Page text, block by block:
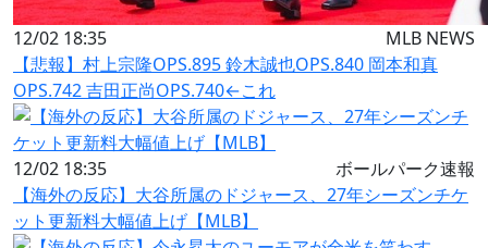
12/02 18:35
MLB NEWS
【悲報】村上宗隆OPS.895 鈴木誠也OPS.840 岡本和真
OPS.742 吉田正尚OPS.740←これ
12/02 18:35
ボールパーク速報
【海外の反応】大谷所属のドジャース、27年シーズンチケ
ット更新料大幅値上げ【MLB】